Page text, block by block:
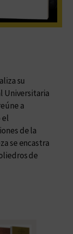
su
Universitaria
a
el
de la
se encastra
de